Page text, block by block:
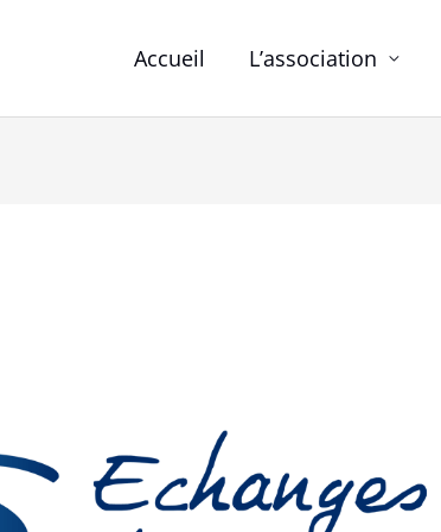
Accueil L’association